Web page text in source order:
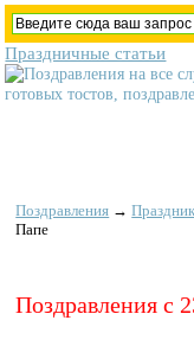
Праздничные статьи
Поздравления →
Папе
Поздравления с